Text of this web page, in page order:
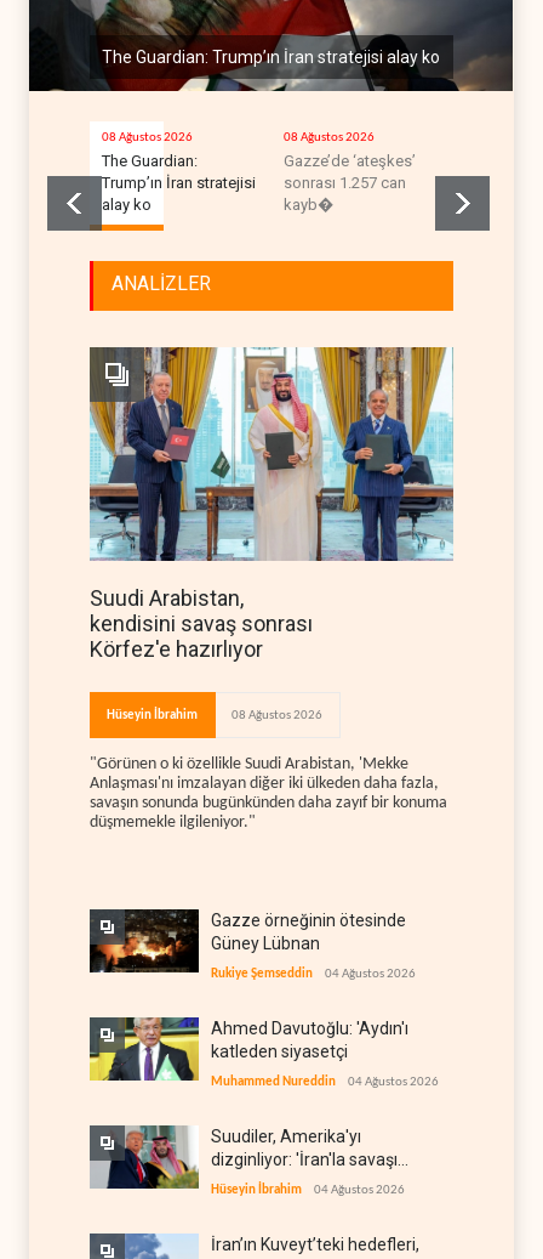
The Guardian: Trump’ın İran stratejisi alay ko
08 Ağustos 2026
The Guardian:
Trump’ın İran stratejisi
alay ko
08 Ağustos 2026
Gazze’de ‘ateşkes’
sonrası 1.257 can
kayb�
ANALİZLER
Suudi Arabistan,
kendisini savaş sonrası
Körfez'e hazırlıyor
Hüseyin İbrahim 08 Ağustos 2026
"Görünen o ki özellikle Suudi Arabistan, 'Mekke
Anlaşması'nı imzalayan diğer iki ülkeden daha fazla,
savaşın sonunda bugünkünden daha zayıf bir konuma
düşmemekle ilgileniyor."
Gazze örneğinin ötesinde
Güney Lübnan
Rukiye Şemseddin 04 Ağustos 2026
Ahmed Davutoğlu: 'Aydın'ı
katleden siyasetçi
Muhammed Nureddin 04 Ağustos 2026
Suudiler, Amerika'yı
dizginliyor: 'İran'la savaşı
kaldıracak gücümüz yok'
Hüseyin İbrahim 04 Ağustos 2026
İran’ın Kuveyt’teki hedefleri,